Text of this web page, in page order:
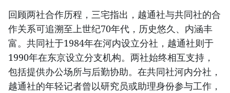
回顾两社合作历程，三宅指出，越通社与共同社的合
作关系可追溯至上世纪70年代，历史悠久、内涵丰
富。共同社于1984年在河内设立分社，越通社则于
1990年在东京设立分支机构。两社始终相互支持，
包括提供办公场所与后勤协助。在共同社河内分社，
越通社的年轻记者曾以研究员或助理身份参与工作，